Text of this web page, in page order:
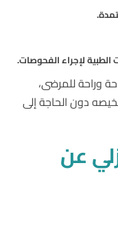
لإجراء الفحوصات.
وراحة للمرضى،
دون الحاجة إلى
عن